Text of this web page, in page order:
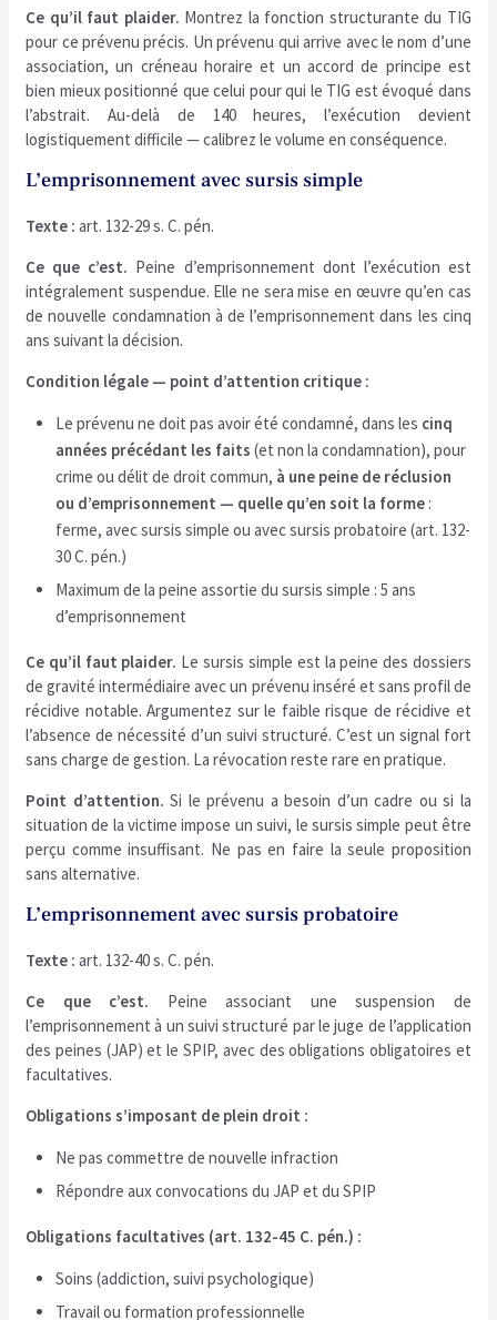
Ce qu’il faut plaider. Montrez la fonction structurante du TIG
pour ce prévenu précis. Un prévenu qui arrive avec le nom d’une
association, un créneau horaire et un accord de principe est
bien mieux positionné que celui pour qui le TIG est évoqué dans
l’abstrait. Au-delà de 140 heures, l’exécution devient
logistiquement difficile — calibrez le volume en conséquence.
L’emprisonnement avec sursis simple
Texte : art. 132-29 s. C. pén.
Ce que c’est. Peine d’emprisonnement dont l’exécution est
intégralement suspendue. Elle ne sera mise en œuvre qu’en cas
de nouvelle condamnation à de l’emprisonnement dans les cinq
ans suivant la décision.
Condition légale — point d’attention critique :
Le prévenu ne doit pas avoir été condamné, dans les cinq
années précédant les faits (et non la condamnation), pour
crime ou délit de droit commun, à une peine de réclusion
ou d’emprisonnement — quelle qu’en soit la forme :
ferme, avec sursis simple ou avec sursis probatoire (art. 132-
30 C. pén.)
Maximum de la peine assortie du sursis simple : 5 ans
d’emprisonnement
Ce qu’il faut plaider. Le sursis simple est la peine des dossiers
de gravité intermédiaire avec un prévenu inséré et sans profil de
récidive notable. Argumentez sur le faible risque de récidive et
l’absence de nécessité d’un suivi structuré. C’est un signal fort
sans charge de gestion. La révocation reste rare en pratique.
Point d’attention. Si le prévenu a besoin d’un cadre ou si la
situation de la victime impose un suivi, le sursis simple peut être
perçu comme insuffisant. Ne pas en faire la seule proposition
sans alternative.
L’emprisonnement avec sursis probatoire
Texte : art. 132-40 s. C. pén.
Ce que c’est. Peine associant une suspension de
l’emprisonnement à un suivi structuré par le juge de l’application
des peines (JAP) et le SPIP, avec des obligations obligatoires et
facultatives.
Obligations s’imposant de plein droit :
Ne pas commettre de nouvelle infraction
Répondre aux convocations du JAP et du SPIP
Obligations facultatives (art. 132-45 C. pén.) :
Soins (addiction, suivi psychologique)
Travail ou formation professionnelle